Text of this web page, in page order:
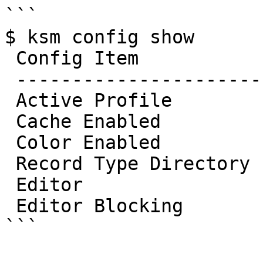
```
$ ksm config show
```